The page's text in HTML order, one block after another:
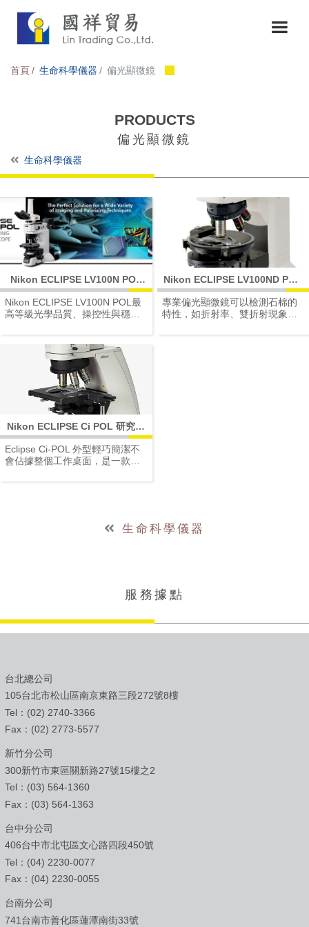
首頁 生命科學儀器 偏光顯微鏡
PRODUCTS
偏光顯微鏡
生命科學儀器
Nikon ECLIPSE LV100N POL
研究級偏光顯微鏡
Nikon ECLIPSE LV100N POL最
高等級光學品質、操控性與穩定
可用於各種專業偏光檢驗。 該機
種採用新開發的高亮度鹵素燈光
源，其功率雖然只有50W，但照
明亮度卻比普通的100W鹵素燈照
明毫不遜色，甚至比它還要亮！
特別是使用50×以上的物鏡時，其
亮度要比普通的100W鹵素燈光源
高出約20～40%。新光源的能耗
低，發熱也低，所以因照明裝置
發熱而引起的熱變形，也得到了
有效的抑制。
Nikon ECLIPSE LV100ND POL
/ DS 專業偏光 / 色散顯微鏡
專業偏光顯微鏡可以檢測石棉的
特性，如折射率、雙折射現象、
Nikon ECLIPSE Ci POL 研究級
偏光顯微鏡
Eclipse Ci-POL 外型輕巧簡潔不
會佔據整個工作桌面，是一款適
鈕，更可輕鬆的利用Nikon DS系
• 對焦行程增加至30mm，可觀察
• 鉗式調焦上限裝置，輕鬆確保樣
品置換安全性
生命科學儀器
服務據點
台北總公司
105台北市松山區南京東路三段272號8樓
Tel：(02) 2740-3366
Fax：(02) 2773-5577
新竹分公司
300新竹市東區關新路27號15樓之2
Tel：(03) 564-1360
Fax：(03) 564-1363
台中分公司
406台中市北屯區文心路四段450號
Tel：(04) 2230-0077
Fax：(04) 2230-0055
台南分公司
741台南市善化區蓮潭南街33號